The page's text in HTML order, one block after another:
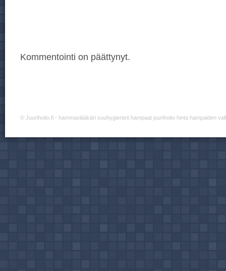
Kommentointi on päättynyt.
© Juurihoito.fi - hammaslääkäri suuhygienisti hampaat juurihoito hinta hampaiden